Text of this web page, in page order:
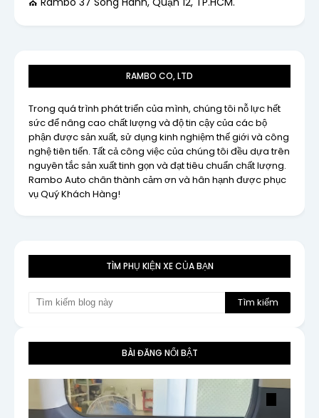
RAMBO CO, LTD
Trong quá trình phát triển của mình, chúng tôi nỗ lực hết
sức để nâng cao chất lượng và độ tin cậy của các bộ
phận được sản xuất, sử dụng kinh nghiệm thế giới và công
nghệ tiên tiến. Tất cả công việc của chúng tôi đều dựa trên
nguyên tắc sản xuất tinh gọn và đạt tiêu chuẩn chất lượng.
Rambo Auto chân thành cảm ơn và hân hạnh được phục
vụ Quý Khách Hàng!
TÌM PHỤ KIỆN XE CỦA BẠN
BÀI ĐĂNG NỔI BẬT